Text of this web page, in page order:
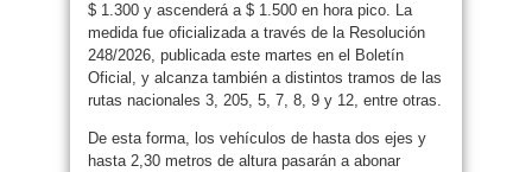
$ 1.300 y ascenderá a $ 1.500 en hora pico. La
medida fue oficializada a través de la Resolución
248/2026, publicada este martes en el Boletín
Oficial, y alcanza también a distintos tramos de las
rutas nacionales 3, 205, 5, 7, 8, 9 y 12, entre otras.
De esta forma, los vehículos de hasta dos ejes y
hasta 2,30 metros de altura pasarán a abonar